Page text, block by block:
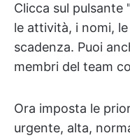
Clicca sul pulsante
le attività, i nomi,
scadenza. Puoi
membri del team
Ora imposta le
urgente, alta,